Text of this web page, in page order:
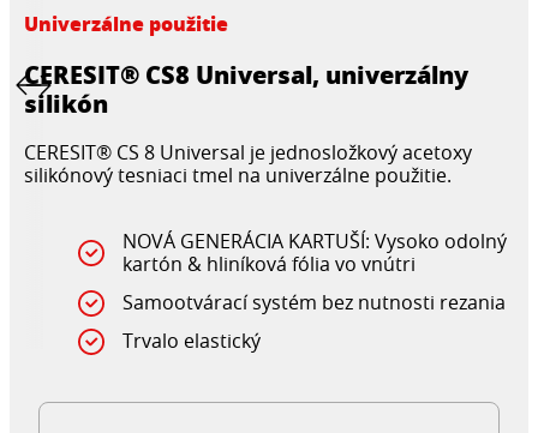
Univerzálne použitie
CERESIT® CS8 Universal, univerzálny
silikón
CERESIT® CS 8 Universal je jednosložkový acetoxy
silikónový tesniaci tmel na univerzálne použitie.
NOVÁ GENERÁCIA KARTUŠÍ: Vysoko odolný
kartón & hliníková fólia vo vnútri
Samootvárací systém bez nutnosti rezania
Trvalo elastický